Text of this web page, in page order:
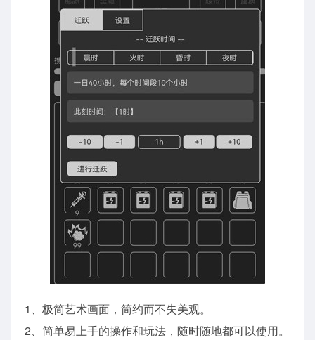
1、极简艺术画面，简约而不失美观。
2、简单易上手的操作和玩法，随时随地都可以使用。